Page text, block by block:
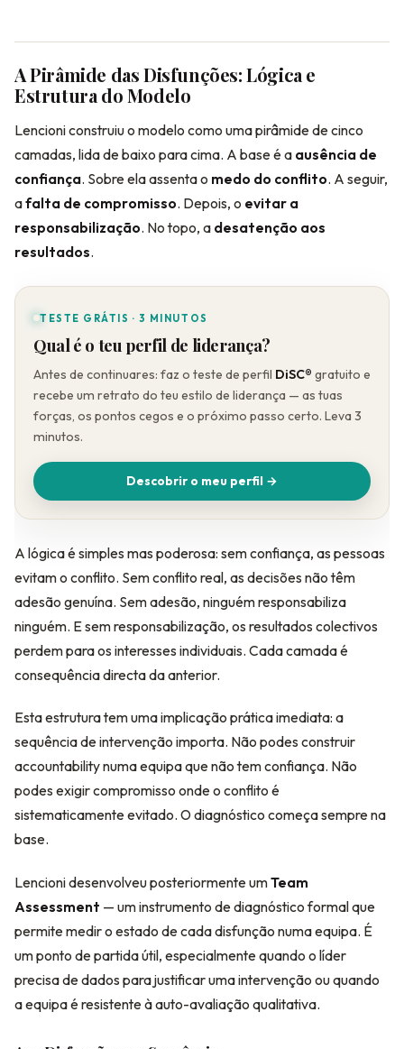
A Pirâmide das Disfunções: Lógica e
Estrutura do Modelo
Lencioni construiu o modelo como uma pirâmide de cinco
camadas, lida de baixo para cima. A base é a ausência de
confiança. Sobre ela assenta o medo do conflito. A seguir,
afalta de compromisso. Depois, o evitar a
responsabilização. No topo, a desatenção aos
resultados.
TESTE GRÁTIS · 3 MINUTOS
Qual é o teu perfil de liderança?
Antes de continuares: faz o teste de perfil DiSC® gratuito e
recebe um retrato do teu estilo de liderança — as tuas
forças, os pontos cegos e o próximo passo certo. Leva 3
minutos.
Descobrir o meu perfil →
A lógica é simples mas poderosa: sem confiança, as pessoas
evitam o conflito. Sem conflito real, as decisões não têm
adesão genuína. Sem adesão, ninguém responsabiliza
ninguém. E sem responsabilização, os resultados colectivos
perdem para os interesses individuais. Cada camada é
consequência directa da anterior.
Esta estrutura tem uma implicação prática imediata: a
sequência de intervenção importa. Não podes construir
accountability numa equipa que não tem confiança. Não
podes exigir compromisso onde o conflito é
sistematicamente evitado. O diagnóstico começa sempre na
base.
Lencioni desenvolveu posteriormente umTeam
Assessment — um instrumento de diagnóstico formal que
permite medir o estado de cada disfunção numa equipa. É
um ponto de partida útil, especialmente quando o líder
precisa de dados para justificar uma intervenção ou quando
a equipa é resistente à auto-avaliação qualitativa.